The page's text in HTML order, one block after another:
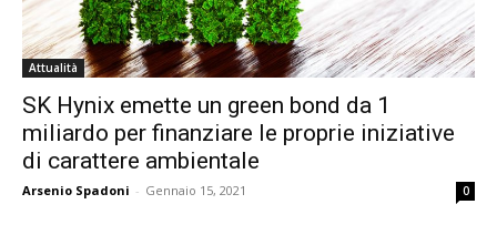
Attualità
SK Hynix emette un green bond da 1
miliardo per finanziare le proprie iniziative
di carattere ambientale
Arsenio Spadoni - Gennaio 15, 2021 0